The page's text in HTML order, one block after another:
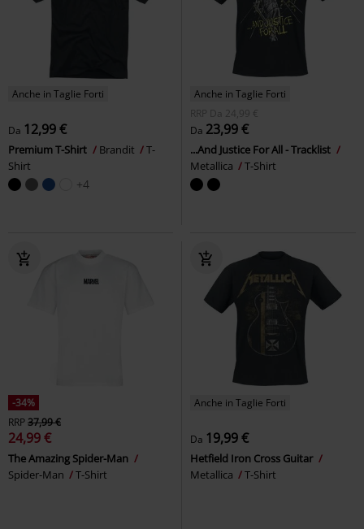
Anche in Taglie Forti
Da 12,99 €
Premium T-Shirt Brandit
T-
Shirt
+4
Anche in Taglie Forti
RRP
Da 24,99 €
Da 23,99 €
...And Justice For All - Tracklist
Metallica
T-Shirt
-34%
RRP37,99 €
24,99 €
The Amazing Spider-Man
Spider-Man
T-Shirt
Anche in Taglie Forti
Da 19,99 €
Hetfield Iron Cross Guitar
Metallica
T-Shirt